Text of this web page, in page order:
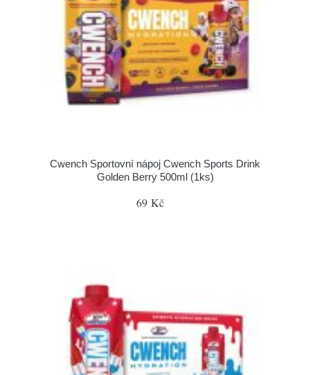
Cwench Sportovní nápoj Cwench Sports Drink
Golden Berry 500ml (1ks)
69 Kč